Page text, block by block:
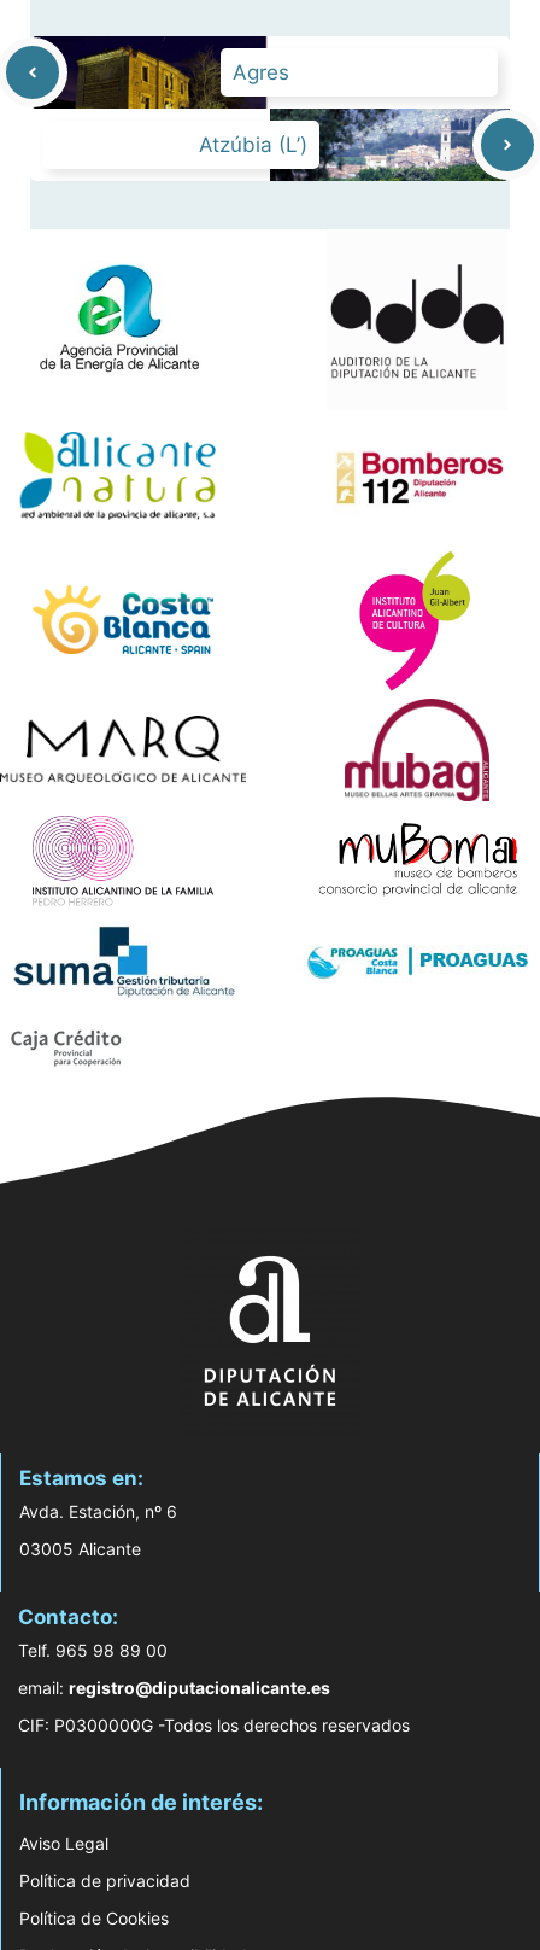
Agres
Atzúbia (L’)
Estamos en:
Avda. Estación, nº 6
03005 Alicante
Contacto:
Telf. 965 98 89 00
email: registro@diputacionalicante.es
CIF: P0300000G -Todos los derechos reservados
Información de interés:
Aviso Legal
Política de privacidad
Política de Cookies